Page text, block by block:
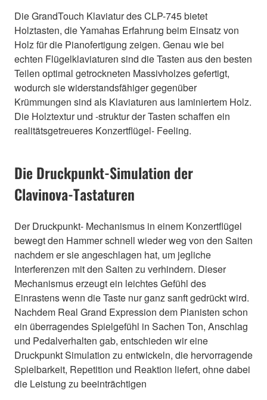
Die GrandTouch Klaviatur des CLP-745 bietet
Holztasten, die Yamahas Erfahrung beim Einsatz von
Holz für die Pianofertigung zeigen. Genau wie bei
echten Flügelklaviaturen sind die Tasten aus den besten
Teilen optimal getrockneten Massivholzes gefertigt,
wodurch sie widerstandsfähiger gegenüber
Krümmungen sind als Klaviaturen aus laminiertem Holz.
Die Holztextur und -struktur der Tasten schaffen ein
realitätsgetreueres Konzertflügel- Feeling.
Die Druckpunkt-Simulation der
Clavinova-Tastaturen
Der Druckpunkt- Mechanismus in einem Konzertflügel
bewegt den Hammer schnell wieder weg von den Saiten
nachdem er sie angeschlagen hat, um jegliche
Interferenzen mit den Saiten zu verhindern. Dieser
Mechanismus erzeugt ein leichtes Gefühl des
Einrastens wenn die Taste nur ganz sanft gedrückt wird.
Nachdem Real Grand Expression dem Pianisten schon
ein überragendes Spielgefühl in Sachen Ton, Anschlag
und Pedalverhalten gab, entschieden wir eine
Druckpunkt Simulation zu entwickeln, die hervorragende
Spielbarkeit, Repetition und Reaktion liefert, ohne dabei
die Leistung zu beeinträchtigen